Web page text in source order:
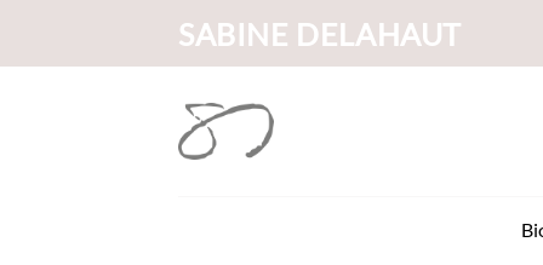
contenu
SABINE DELAHAUT